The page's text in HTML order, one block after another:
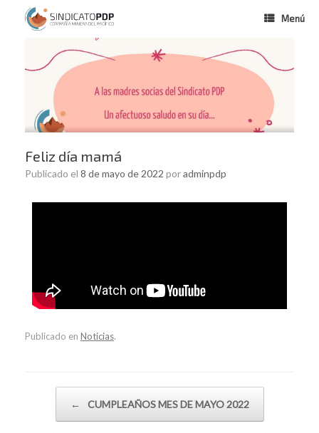
Menú
Feliz día mamá
Publicado el 8 de mayo de 2022 poradminpdp
Publicado en Noticias.
← CUMPLEAÑOS MES DE MAYO 2022